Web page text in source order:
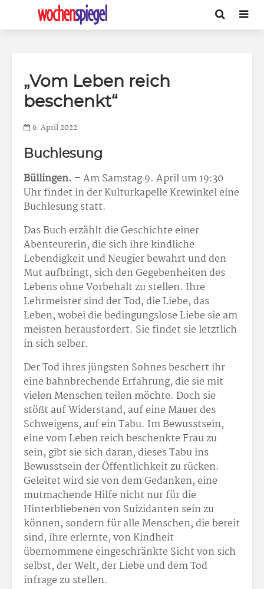
„Vom Leben reich
beschenkt“
6. April 2022
Buchlesung
Büllingen. – Am Samstag 9. April um 19:30
Uhr findet in der Kulturkapelle Krewinkel eine
Buchlesung statt.
Das Buch erzählt die Geschichte einer
Abenteurerin, die sich ihre kindliche
Lebendigkeit und Neugier bewahrt und den
Mut aufbringt, sich den Gegebenheiten des
Lebens ohne Vorbehalt zu stellen. Ihre
Lehrmeister sind der Tod, die Liebe, das
Leben, wobei die bedingungslose Liebe sie am
meisten herausfordert. Sie findet sie letztlich
in sich selber.
Der Tod ihres jüngsten Sohnes beschert ihr
eine bahnbrechende Erfahrung, die sie mit
vielen Menschen teilen möchte. Doch sie
stößt auf Widerstand, auf eine Mauer des
Schweigens, auf ein Tabu. Im Bewusstsein,
eine vom Leben reich beschenkte Frau zu
sein, gibt sie sich daran, dieses Tabu ins
Bewusstsein der Öffentlichkeit zu rücken.
Geleitet wird sie von dem Gedanken, eine
mutmachende Hilfe nicht nur für die
Hinterbliebenen von Suizidanten sein zu
können, sondern für alle Menschen, die bereit
sind, ihre erlernte, von Kindheit
übernommene eingeschränkte Sicht von sich
selbst, der Welt, der Liebe und dem Tod
infrage zu stellen.